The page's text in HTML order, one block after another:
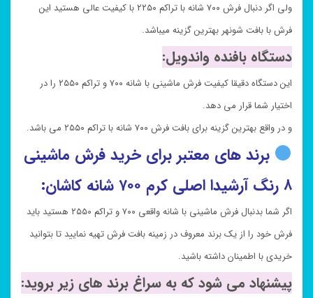
ولی اگر دنبال فرش ۷۰۰ شانه با تراکم ۲۲۵۰ با کیفیت عالی هستید این
فرش با بافت شونهر بهترین گزینه میباشد.
دستگاه بافنده واندویل:
این دستگاه دقیقا کیفیت فرش ماشینی با شانه ۷۰۰ و تراکم ۲۵۵۰ را در
اختیار شما قرار می دهد.
و در واقع بهترین گزینه برای بافت فرش ۷۰۰ شانه با تراکم ۲۵۵۰ می باشد.
برند های معتبر برای خرید فرش ماشینی
۸ رنگ آرشیدا اصلی کرم ۷۰۰ شانه کاشان:
اگر شما بدنبال فرش ماشینی با شانه واقعی ۷۰۰ و تراکم ۲۵۵۰ هستید باید
فرش خود را از یک برند معروف در زمینه بافت فرش تهیه نمایید تا بتوانید
خریدی با اطمینان داشته باشید.
پیشنهاد می شود که به سراغ برند های زیر بروید: